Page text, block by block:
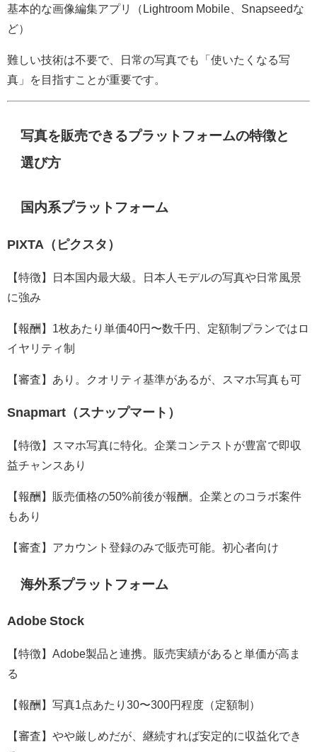
基本的な画像編集アプリ（Lightroom Mobile、Snapseedな
ど）
難しい技術は不要で、日常の写真でも「使いたくなる写
真」を目指すことが重要です。
写真を販売できるプラットフォームの特徴と
選び方
国内系プラットフォーム
PIXTA（ピクスタ）
【特徴】日本国内最大級。日本人モデルの写真や日常風景
に強み
【報酬】1枚あたり単価40円〜数千円、定額制プランではロ
イヤリティ制
【審査】あり。クオリティ基準があるが、スマホ写真も可
Snapmart（スナップマート）
【特徴】スマホ写真に特化。企業コンテストが豊富で即収
益チャンスあり
【報酬】販売価格の50%前後が報酬。企業とのコラボ案件
もあり
【審査】アカウント登録のみで販売可能。初心者向け
海外系プラットフォーム
Adobe Stock
【特徴】Adobe製品と連携。販売実績があると単価が高ま
る
【報酬】写真1点あたり30〜300円程度（定額制）
【審査】やや厳しめだが、継続すれば安定的に収益化でき